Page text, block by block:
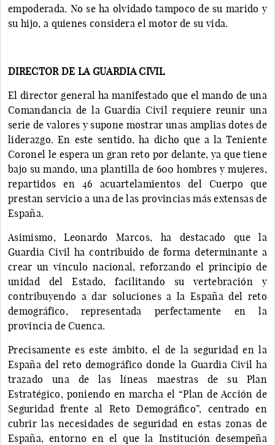
empoderada. No se ha olvidado tampoco de su marido y
su hijo, a quienes considera el motor de su vida.
DIRECTOR DE LA GUARDIA CIVIL
El director general ha manifestado que el mando de una
Comandancia de la Guardia Civil requiere reunir una
serie de valores y supone mostrar unas amplias dotes de
liderazgo. En este sentido, ha dicho que a la Teniente
Coronel le espera un gran reto por delante, ya que tiene
bajo su mando, una plantilla de 600 hombres y mujeres,
repartidos en 46 acuartelamientos del Cuerpo que
prestan servicio a una de las provincias más extensas de
España.
Asimismo, Leonardo Marcos, ha destacado que la
Guardia Civil ha contribuido de forma determinante a
crear un vínculo nacional, reforzando el principio de
unidad del Estado, facilitando su vertebración y
contribuyendo a dar soluciones a la España del reto
demográfico, representada perfectamente en la
provincia de Cuenca.
Precisamente es este ámbito, el de la seguridad en la
España del reto demográfico donde la Guardia Civil ha
trazado una de las líneas maestras de su Plan
Estratégico, poniendo en marcha el “Plan de Acción de
Seguridad frente al Reto Demográfico”, centrado en
cubrir las necesidades de seguridad en estas zonas de
España, entorno en el que la Institución desempeña